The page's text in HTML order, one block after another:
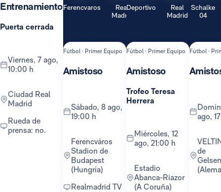
Entrenamiento
Puerta cerrada
viernes, 7 ago,
10:00 h
Ciudad Real
Madrid
Rueda de
prensa: no.
Ferencvaros
Real
Madrid
Fútbol · Primer Equipo
Amistoso
sábado, 8 ago,
19:00 h
Ferencváros
Stadion de
Budapest
(Hungría)
Realmadrid TV
Deportivo
Real
Madrid
Fútbol · Primer Equipo
Amistoso
Trofeo Teresa
Herrera
miércoles, 12
ago, 21:00 h
Estadio
Abanca-Riazor
(A Coruña)
Schalke
04
Fútbol ·
domingo, 16
ago,
VELTINS-Arena
de